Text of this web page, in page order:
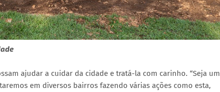
ajudar a cuidar da cidade e tratá-la com carinho. “Seja um
em diversos bairros fazendo várias ações como esta,